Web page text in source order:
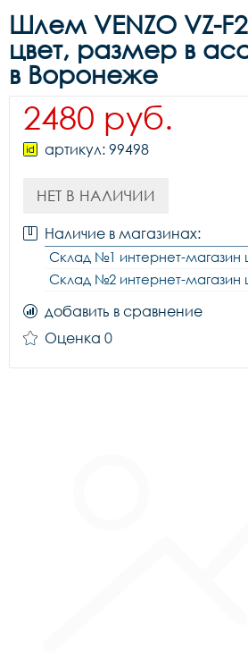
Шлем VENZO VZ-
цвет, размер в
в Воронеже
2480 руб.
артикул: 99498
НЕТ В НАЛИЧИИ
Наличие в магазинах:
Склад №1 интернет-магазин
Склад №2 интернет-магазин
добавить в сравнение
Оценка 0